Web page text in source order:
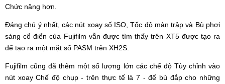
Chức năng hơn.
Đáng chú ý nhất, các nút xoay số ISO, Tốc độ màn trập và Bù phơi
sáng cổ điển của Fujifilm vẫn được tìm thấy trên XT5 được tạo ra
để tạo ra một mặt số PASM trên XH2S.
Fujifilm cũng đã thêm một số lượng lớn các chế độ Tùy chỉnh vào
nút xoay Chế độ chụp - trên thực tế là 7 - để bù đắp cho những